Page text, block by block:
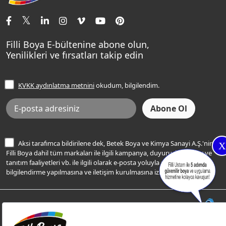
X
Tavan Boyaları
Ev Bakım ve Hobi Boyaları
Yatak Odası Renkleri
Sentomaxx Sentetik Boya
Sentomaxx İpeksi Mat
Momento Life
Şampanya Rengi
Açık Mavi Rengi
Frezya Rengi
İletişim Bilgilerimiz
Renk Danışma
Filli Ustam
Sıkça Sorulan Sorular
Ücretsiz Yalıtım Keşif Hizmeti
Bilgi Toplumu Hizmetleri
İnternet Sitesi Kullanım Koşulları
KVKK Talep Formu
KVKK Aydınlatma Metni
Filli Boya E-bültenine abone olun,
Yenilikleri ve fırsatları takip edin
KVKK aydınlatma metniniokudum, bilgilendim.
Aksi tarafımca bildirilene dek, Betek Boya ve Kimya Sanayi A.Ş.'nin
Filli Boya dahil tüm markaları ile ilgili kampanya, duyuru, hizmetler ve
tanıtım faaliyetleri vb. ile ilgili olarak e-posta yoluyla şahsıma
bilgilendirme yapılmasına ve iletişim kurulmasına izin veriyorum.